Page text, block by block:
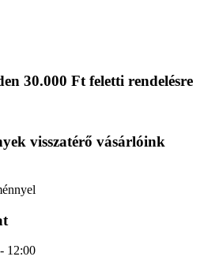
30.000 Ft feletti rendelésre
visszatérő vásárlóink
12:00